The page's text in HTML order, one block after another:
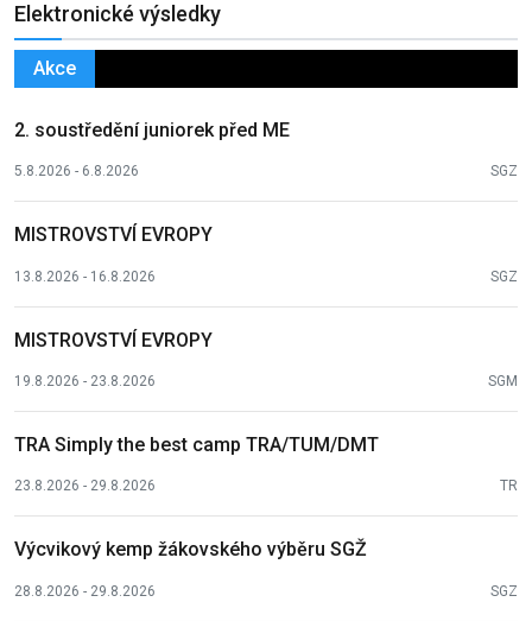
Elektronické výsledky
Akce
2. soustředění juniorek před ME
5.8.2026 - 6.8.2026 SGZ
MISTROVSTVÍ EVROPY
13.8.2026 - 16.8.2026 SGZ
MISTROVSTVÍ EVROPY
19.8.2026 - 23.8.2026 SGM
TRA Simply the best camp TRA/TUM/DMT
23.8.2026 - 29.8.2026 TR
Výcvikový kemp žákovského výběru SGŽ
28.8.2026 - 29.8.2026 SGZ